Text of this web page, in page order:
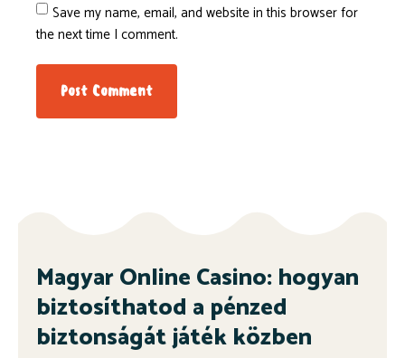
Save my name, email, and website in this browser for
the next time I comment.
Magyar Online Casino: hogyan
biztosíthatod a pénzed
biztonságát játék közben